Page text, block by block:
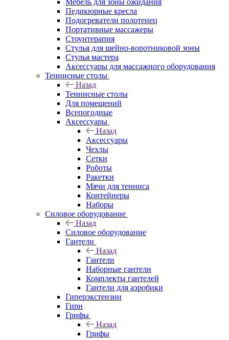
Мебель для зоны ожидания
Педикюрные кресла
Подогреватели полотенец
Портативные массажеры
Стоунтерапия
Стулья для шейно-воротниковой зоны
Стулья мастера
Аксессуары для массажного оборудования
Теннисные столы
Назад
Теннисные столы
Для помещений
Всепогодные
Аксессуары
Назад
Аксессуары
Чехлы
Сетки
Роботы
Ракетки
Мячи для тенниса
Контейнеры
Наборы
Силовое оборудование
Назад
Силовое оборудование
Гантели
Назад
Гантели
Наборные гантели
Комплекты гантелей
Гантели для аэробики
Гиперэкстензии
Гири
Грифы
Назад
Грифы